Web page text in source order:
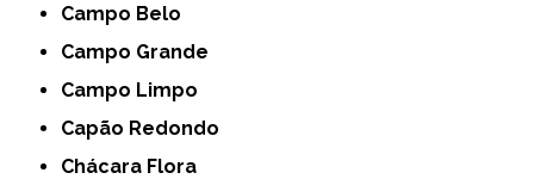
Campo Belo
Campo Grande
Campo Limpo
Capão Redondo
Chácara Flora